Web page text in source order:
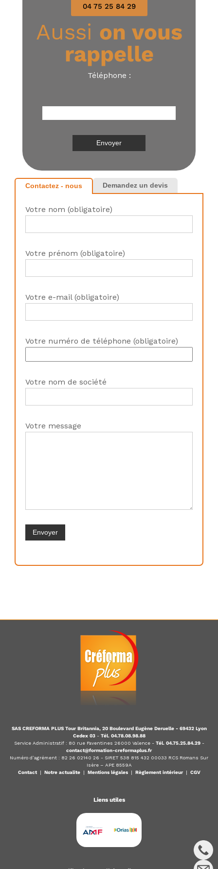
04 75 25 84 29
Aussi on vous
rappelle
Téléphone :
Contactez - nous Demandez un devis
Votre nom (obligatoire)
Votre prénom (obligatoire)
Votre e-mail (obligatoire)
Votre numéro de téléphone (obligatoire)
Votre nom de société
Votre message
SAS CREFORMA PLUS Tour Britannia, 20 Boulevard Eugène Deruelle - 69432 Lyon
Cedex 03- Tél. 04.78.08.98.88
Service Administratif : 80 rue Faventines 26000 Valence - Tél. 04.75.25.84.29-
contact@formation-creformaplus.fr
Numéro d’agrément : 82 26 02140 26 - SIRET 538 815 432 00033 RCS Romans Sur
Isère – APE 8559A
Contact| Notre actualite| Mentions légales| Règlement intérieur| CGV
Liens utiles